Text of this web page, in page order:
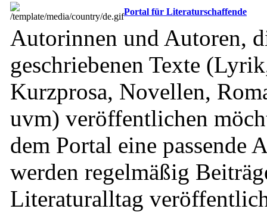
Portal für Literaturschaffende
Autorinnen und Autoren,
geschriebenen Texte
Kurzprosa, Novellen,
uvm) veröffentlichen
dem Portal eine passende
werden regelmäßig
Literaturalltag